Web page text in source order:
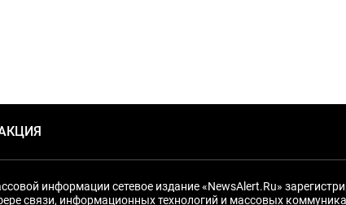
информации сетевое издание «NewsAlert.Ru»
связи, информационных технологий и массовых